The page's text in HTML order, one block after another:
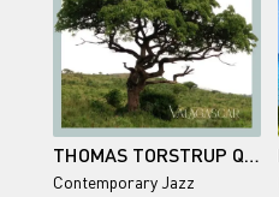
THOMAS TORSTRUP QUARTET / VALAGASCAR
Contemporary Jazz